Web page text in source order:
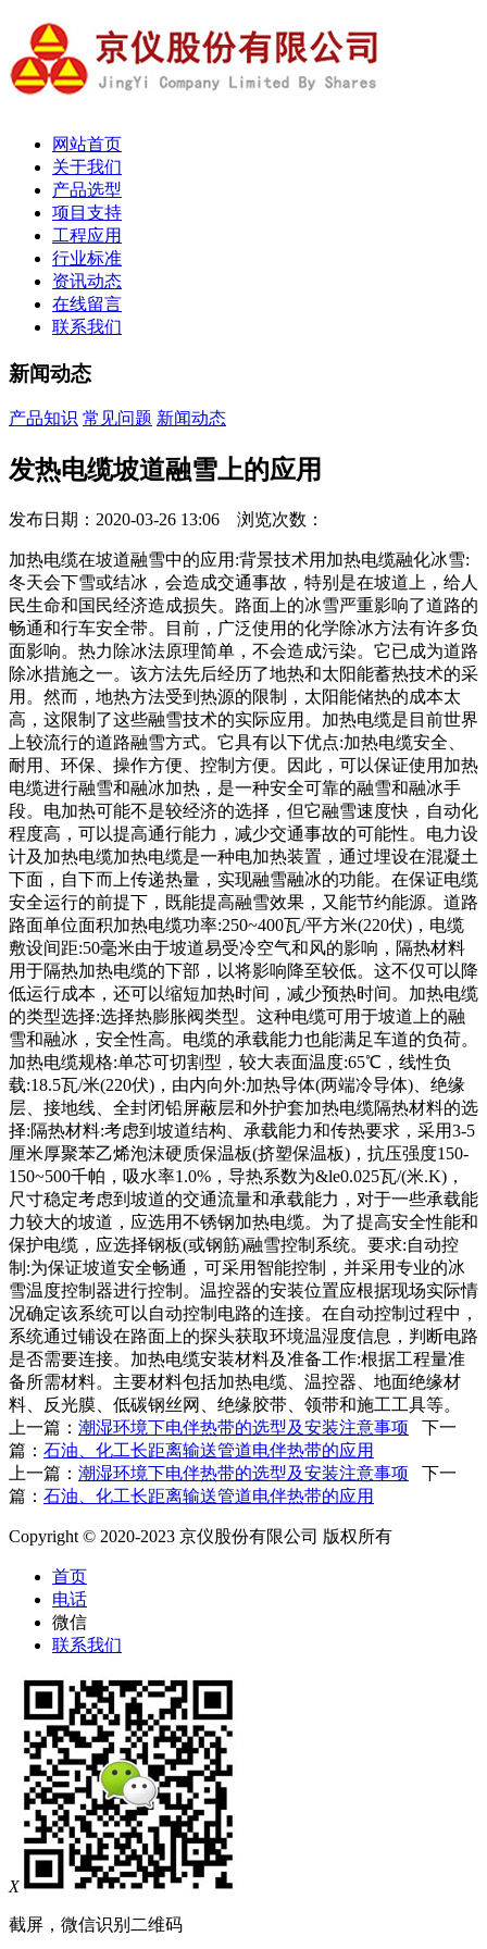
网站首页
关于我们
产品选型
项目支持
工程应用
行业标准
资讯动态
在线留言
联系我们
新闻动态
产品知识 常见问题 新闻动态
发热电缆坡道融雪上的应用
发布日期：2020-03-26 13:06 浏览次数：
加热电缆在坡道融雪中的应用:背景技术用加热电缆融化冰雪:
冬天会下雪或结冰，会造成交通事故，特别是在坡道上，给人
民生命和国民经济造成损失。路面上的冰雪严重影响了道路的
畅通和行车安全带。目前，广泛使用的化学除冰方法有许多负
面影响。热力除冰法原理简单，不会造成污染。它已成为道路
除冰措施之一。该方法先后经历了地热和太阳能蓄热技术的采
用。然而，地热方法受到热源的限制，太阳能储热的成本太
高，这限制了这些融雪技术的实际应用。加热电缆是目前世界
上较流行的道路融雪方式。它具有以下优点:加热电缆安全、
耐用、环保、操作方便、控制方便。因此，可以保证使用加热
电缆进行融雪和融冰加热，是一种安全可靠的融雪和融冰手
段。电加热可能不是较经济的选择，但它融雪速度快，自动化
程度高，可以提高通行能力，减少交通事故的可能性。电力设
计及加热电缆加热电缆是一种电加热装置，通过埋设在混凝土
下面，自下而上传递热量，实现融雪融冰的功能。在保证电缆
安全运行的前提下，既能提高融雪效果，又能节约能源。道路
路面单位面积加热电缆功率:250~400瓦/平方米(220伏)，电缆
敷设间距:50毫米由于坡道易受冷空气和风的影响，隔热材料
用于隔热加热电缆的下部，以将影响降至较低。这不仅可以降
低运行成本，还可以缩短加热时间，减少预热时间。加热电缆
的类型选择:选择热膨胀阀类型。这种电缆可用于坡道上的融
雪和融冰，安全性高。电缆的承载能力也能满足车道的负荷。
加热电缆规格:单芯可切割型，较大表面温度:65℃，线性负
载:18.5瓦/米(220伏)，由内向外:加热导体(两端冷导体)、绝缘
层、接地线、全封闭铅屏蔽层和外护套加热电缆隔热材料的选
择:隔热材料:考虑到坡道结构、承载能力和传热要求，采用3-5
厘米厚聚苯乙烯泡沫硬质保温板(挤塑保温板)，抗压强度150-
150~500千帕，吸水率1.0%，导热系数为&le0.025瓦/(米.K)，
尺寸稳定考虑到坡道的交通流量和承载能力，对于一些承载能
力较大的坡道，应选用不锈钢加热电缆。为了提高安全性能和
保护电缆，应选择钢板(或钢筋)融雪控制系统。要求:自动控
制:为保证坡道安全畅通，可采用智能控制，并采用专业的冰
雪温度控制器进行控制。温控器的安装位置应根据现场实际情
况确定该系统可以自动控制电路的连接。在自动控制过程中，
系统通过铺设在路面上的探头获取环境温湿度信息，判断电路
是否需要连接。加热电缆安装材料及准备工作:根据工程量准
备所需材料。主要材料包括加热电缆、温控器、地面绝缘材
料、反光膜、低碳钢丝网、绝缘胶带、领带和施工工具等。
上一篇： 潮湿环境下电伴热带的选型及安装注意事项 下一
篇： 石油、化工长距离输送管道电伴热带的应用
上一篇： 潮湿环境下电伴热带的选型及安装注意事项 下一
篇： 石油、化工长距离输送管道电伴热带的应用
Copyright © 2020-2023 京仪股份有限公司 版权所有
首页
电话
微信
联系我们
X
截屏，微信识别二维码